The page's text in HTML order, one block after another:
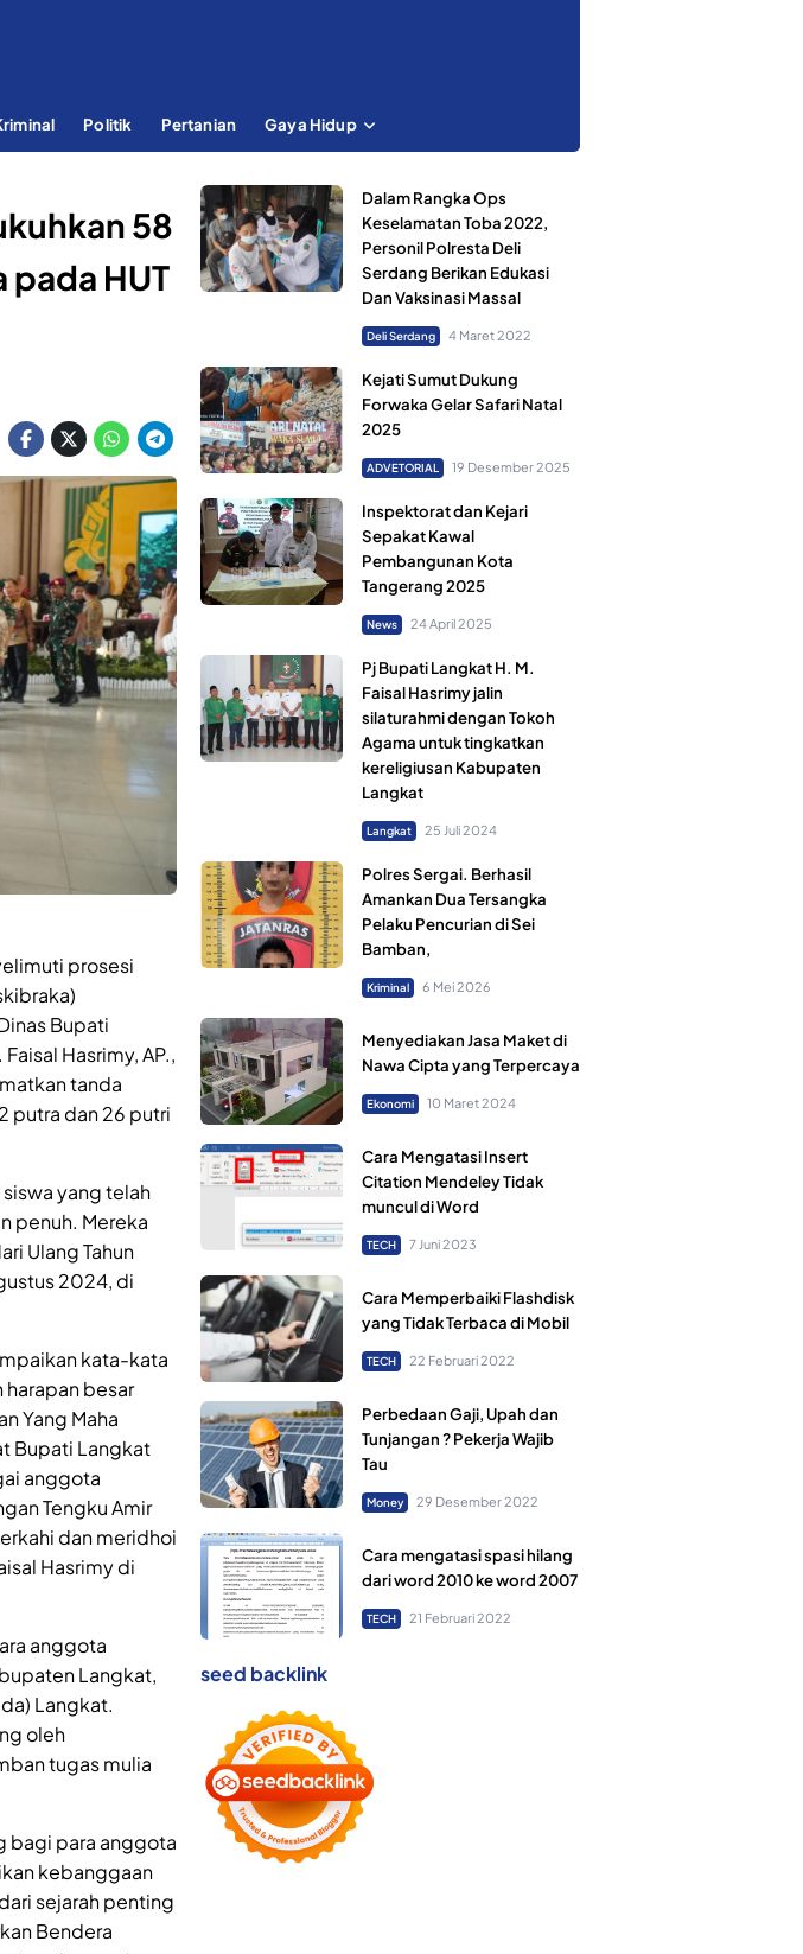
Politik Pertanian Gaya Hidup
58
pada HUT
prosesi
Bupati
Hasrimy, AP.,
tanda
putra dan 26 putri
yang telah
penuh. Mereka
Ulang Tahun
2024, di
kata-kata
besar
Yang Maha
Bupati Langkat
anggota
Tengku Amir
dan meridhoi
Hasrimy di
anggota
Langkat,
Langkat.
oleh
tugas mulia
bagi para anggota
kebanggaan
sejarah penting
Bendera
Dalam Rangka Ops
Keselamatan Toba 2022,
Personil Polresta Deli
Serdang Berikan Edukasi
Dan Vaksinasi Massal
Deli Serdang 4 Maret 2022
‎Kejati Sumut Dukung
Forwaka Gelar Safari Natal
2025
ADVETORIAL 19 Desember 2025
Inspektorat dan Kejari
Sepakat Kawal
Pembangunan Kota
Tangerang 2025
News 24 April 2025
Pj Bupati Langkat H. M.
Faisal Hasrimy jalin
silaturahmi dengan Tokoh
Agama untuk tingkatkan
kereligiusan Kabupaten
Langkat
Langkat 25 Juli 2024
Polres Sergai. Berhasil
Amankan Dua Tersangka
Pelaku Pencurian di Sei
Bamban,
Kriminal 6 Mei 2026
Menyediakan Jasa Maket di
Nawa Cipta yang Terpercaya
Ekonomi 10 Maret 2024
Cara Mengatasi Insert
Citation Mendeley Tidak
muncul di Word
TECH 7 Juni 2023
Cara Memperbaiki Flashdisk
yang Tidak Terbaca di Mobil
TECH 22 Februari 2022
Perbedaan Gaji, Upah dan
Tunjangan ? Pekerja Wajib
Tau
Money 29 Desember 2022
Cara mengatasi spasi hilang
dari word 2010 ke word 2007
TECH 21 Februari 2022
seed backlink